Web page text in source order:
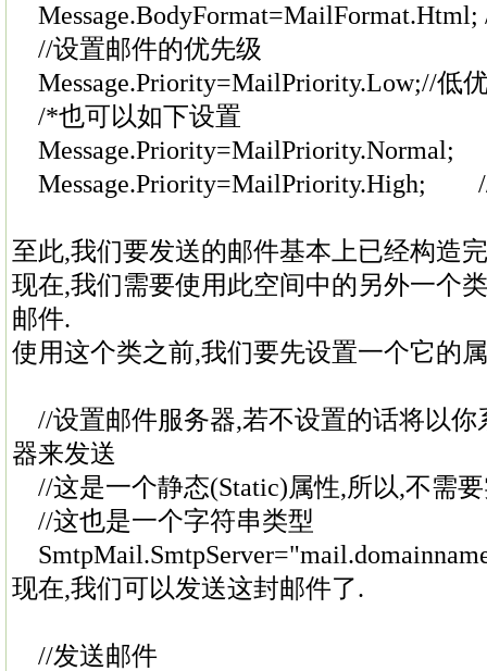
//设置邮件的优先级
Message.Priority=MailPriority.Low;//低
/*也可以如下设置
Message.Priority=MailPriority.High;
至此,我们要发送的邮件基本上已经构造
现在,我们需要使用此空间中的另外一个
邮件.
使用这个类之前,我们要先设置一个它的
//设置邮件服务器,若不设置的话将以你
器来发送
//这是一个静态(Static)属性,所以,不需
//这也是一个字符串类型
现在,我们可以发送这封邮件了.
//发送邮件